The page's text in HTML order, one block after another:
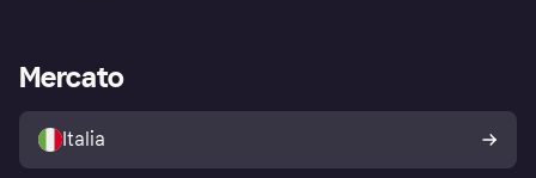
Esplora i negozi
Politica di protezione
dell'acquirente Klarna
Accesso aziende
Mercato
Italia